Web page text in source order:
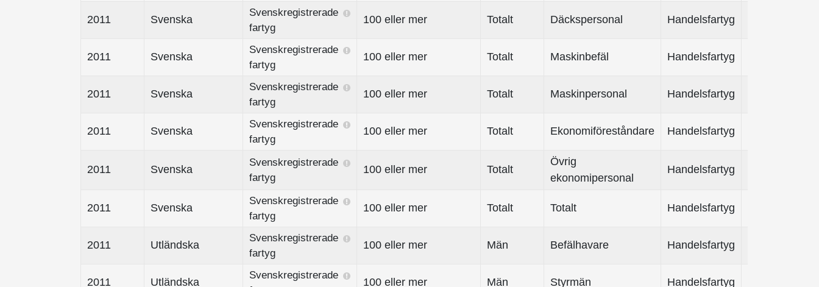
2011 Svenska
Svenskregistrerade
fartyg
100 eller mer Totalt Däckspersonal Handelsfartyg
2011 Svenska
Svenskregistrerade
fartyg
100 eller mer Totalt Maskinbefäl Handelsfartyg
2011 Svenska
Svenskregistrerade
fartyg
100 eller mer Totalt Maskinpersonal Handelsfartyg
2011 Svenska
Svenskregistrerade
fartyg
100 eller mer Totalt Ekonomiföreståndare Handelsfartyg
2011 Svenska
Svenskregistrerade
fartyg
100 eller mer Totalt
Övrig
ekonomipersonal
Handelsfartyg
2011 Svenska
Svenskregistrerade
fartyg
100 eller mer Totalt Totalt Handelsfartyg
2011 Utländska
Svenskregistrerade
fartyg
100 eller mer Män Befälhavare Handelsfartyg
2011 Utländska
Svenskregistrerade
100 eller mer Män Styrmän Handelsfartyg